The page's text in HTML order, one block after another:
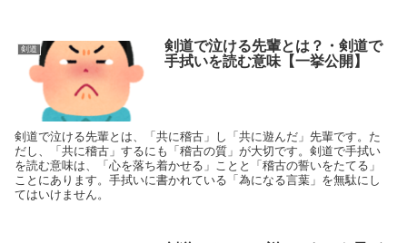
剣道
剣道で泣ける先輩とは？・剣道で
手拭いを読む意味【一挙公開】
剣道で泣ける先輩とは、「共に稽古」し「共に遊んだ」先輩です。た
だし、「共に稽古」するにも「稽古の質」が大切です。剣道で手拭い
を読む意味は、「心を落ち着かせる」ことと「稽古の誓いをたてる」
ことにあります。手拭いに書かれている「為になる言葉」を無駄にし
てはいけません。